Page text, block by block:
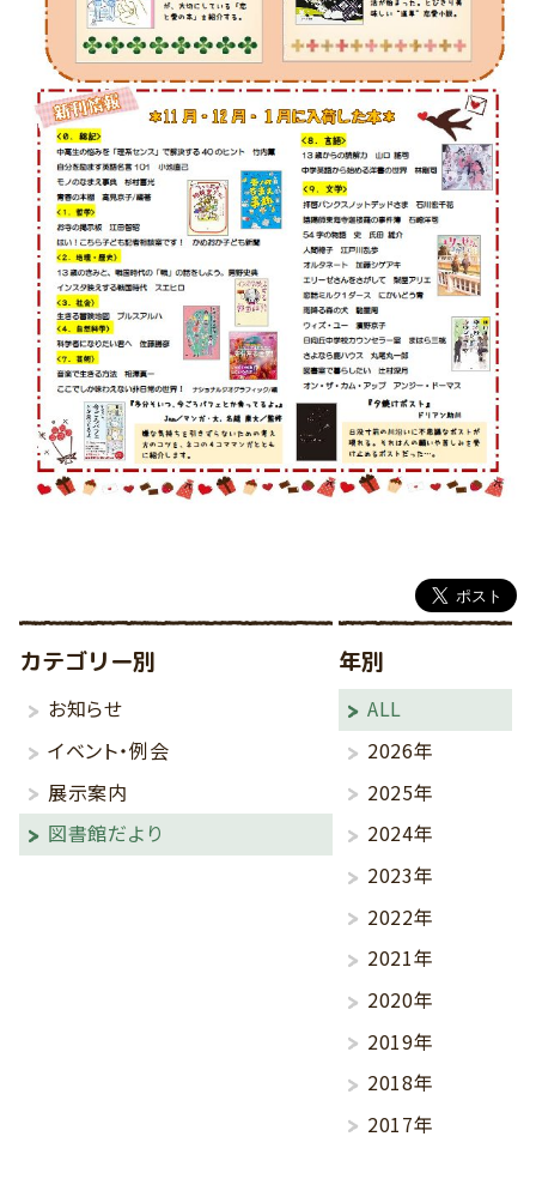
カテゴリー別
お知らせ
イベント・例会
展示案内
図書館だより
年別
ALL
2026年
2025年
2024年
2023年
2022年
2021年
2020年
2019年
2018年
2017年